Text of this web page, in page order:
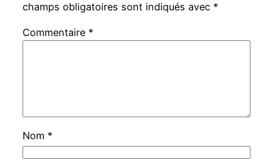
champs obligatoires sont indiqués avec *
Commentaire *
Nom *